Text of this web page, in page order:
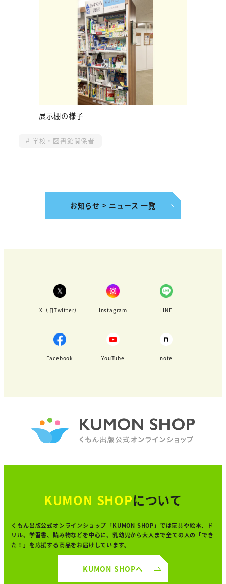
展示棚の様子
学校・図書館関係者
お知らせ > ニュース 一覧
X（旧Twitter） Instagram LINE
Facebook YouTube note
KUMON SHOPについて
くもん出版公式オンラインショップ「KUMON SHOP」では玩具や絵本、ド
リル、学習書、読み物などを中心に、 乳幼児から大人まで全ての人の「でき
た！」を応援する商品をお届けしています。
KUMON SHOPへ